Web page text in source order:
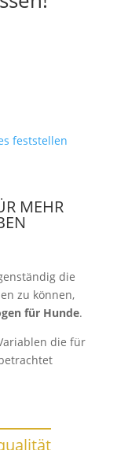
MEHR
die
zu können,
für Hunde.
die für